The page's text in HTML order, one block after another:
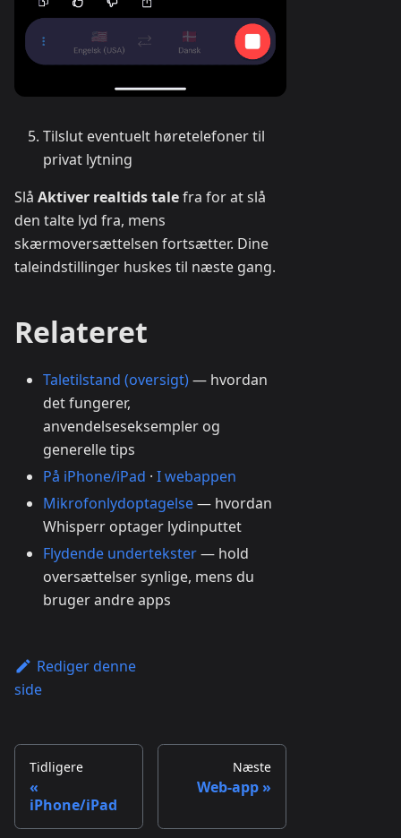
Tilslut eventuelt høretelefoner til
privat lytning
Slå Aktiver realtids talefra for at slå
den talte lyd fra, mens
skærmoversættelsen fortsætter. Dine
taleindstillinger huskes til næste gang.
Relateret
Taletilstand (oversigt)— hvordan
det fungerer,
anvendelseseksempler og
generelle tips
På iPhone/iPad · I webappen
Mikrofonlydoptagelse— hvordan
Whisperr optager lydinputtet
Flydende undertekster— hold
oversættelser synlige, mens du
bruger andre apps
Rediger denne
side
Tidligere
iPhone/iPad
Næste
Web-app